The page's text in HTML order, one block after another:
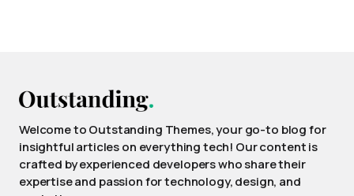
Welcome to Outstanding Themes, your go-to blog for
insightful articles on everything tech! Our content is
crafted by experienced developers who share their
expertise and passion for technology, design, and